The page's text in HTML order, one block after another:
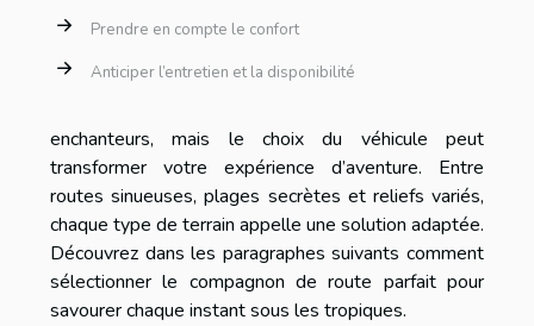
Prendre en compte le confort
Anticiper l’entretien et la disponibilité
enchanteurs, mais le choix du véhicule peut
transformer votre expérience d’aventure. Entre
routes sinueuses, plages secrètes et reliefs variés,
chaque type de terrain appelle une solution adaptée.
Découvrez dans les paragraphes suivants comment
sélectionner le compagnon de route parfait pour
savourer chaque instant sous les tropiques.